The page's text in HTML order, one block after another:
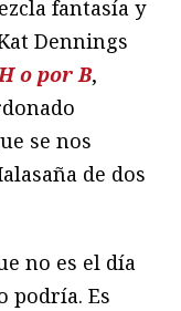
fantasía y
Dennings
o por B,
se nos
de dos
no es el día
podría. Es